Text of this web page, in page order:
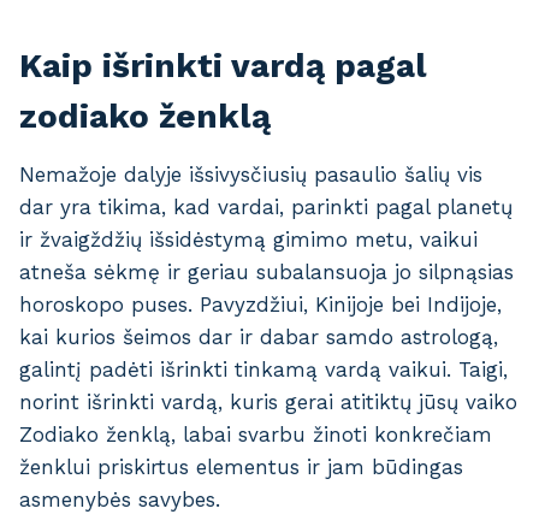
Kaip išrinkti vardą pagal
zodiako ženklą
Nemažoje dalyje išsivysčiusių pasaulio šalių vis
dar yra tikima, kad vardai, parinkti pagal planetų
ir žvaigždžių išsidėstymą gimimo metu, vaikui
atneša sėkmę ir geriau subalansuoja jo silpnąsias
horoskopo puses. Pavyzdžiui, Kinijoje bei Indijoje,
kai kurios šeimos dar ir dabar samdo astrologą,
galintį padėti išrinkti tinkamą vardą vaikui. Taigi,
norint išrinkti vardą, kuris gerai atitiktų jūsų vaiko
Zodiako ženklą, labai svarbu žinoti konkrečiam
ženklui priskirtus elementus ir jam būdingas
asmenybės savybes.